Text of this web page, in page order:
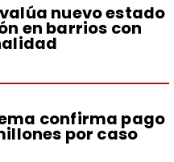
nuevo estado
en barrios con
confirma pago
por caso